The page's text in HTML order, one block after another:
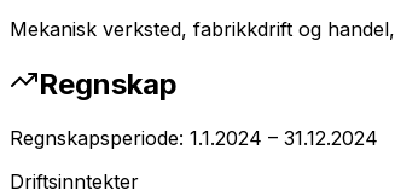
Mekanisk verksted, fabrikkdrift og
Regnskap
Regnskapsperiode: 1.1.2024 – 31.12.2024
Driftsinntekter